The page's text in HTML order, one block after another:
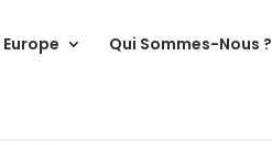
Qui Sommes-Nous ?